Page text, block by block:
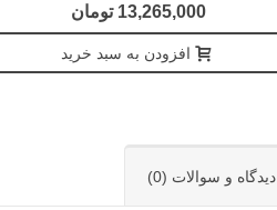
13,265,000 تومان
افزودن به سبد خرید
دیدگاه و سوالات (0)